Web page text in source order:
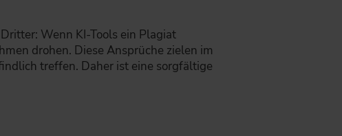
Wenn KI-Tools ein Plagiat
drohen. Diese Ansprüche zielen im
treffen. Daher ist eine sorgfältige